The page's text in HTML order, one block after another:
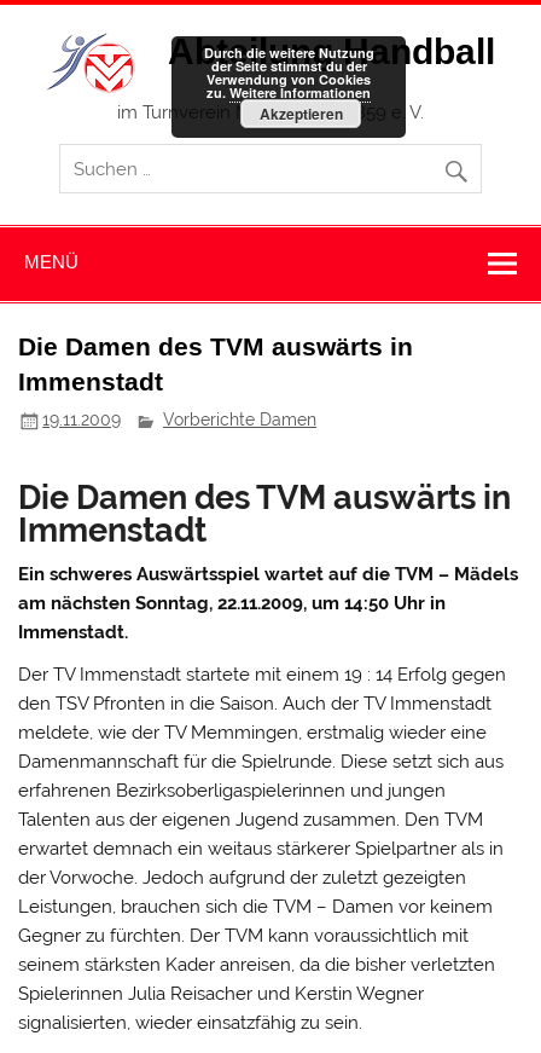
Zum
springen
Abteilung Handball
im Turnverein Memmingen 1859 e. V.
MENÜ
Die Damen des TVM auswärts in
Immenstadt
19.11.2009 Vorberichte Damen
Die Damen des TVM auswärts in
Immenstadt
Ein schweres Auswärtsspiel wartet auf die TVM – Mädels
am nächsten Sonntag, 22.11.2009, um 14:50 Uhr in
Immenstadt.
Der TV Immenstadt startete mit einem 19 : 14 Erfolg gegen
den TSV Pfronten in die Saison. Auch der TV Immenstadt
meldete, wie der TV Memmingen, erstmalig wieder eine
Damenmannschaft für die Spielrunde. Diese setzt sich aus
erfahrenen Bezirksoberligaspielerinnen und jungen
Talenten aus der eigenen Jugend zusammen. Den TVM
erwartet demnach ein weitaus stärkerer Spielpartner als in
der Vorwoche. Jedoch aufgrund der zuletzt gezeigten
Leistungen, brauchen sich die TVM – Damen vor keinem
Gegner zu fürchten. Der TVM kann voraussichtlich mit
seinem stärksten Kader anreisen, da die bisher verletzten
Spielerinnen Julia Reisacher und Kerstin Wegner
signalisierten, wieder einsatzfähig zu sein.
Durch die weitere Nutzung
der Seite stimmst du der
Verwendung von Cookies
zu. Weitere Informationen
Akzeptieren